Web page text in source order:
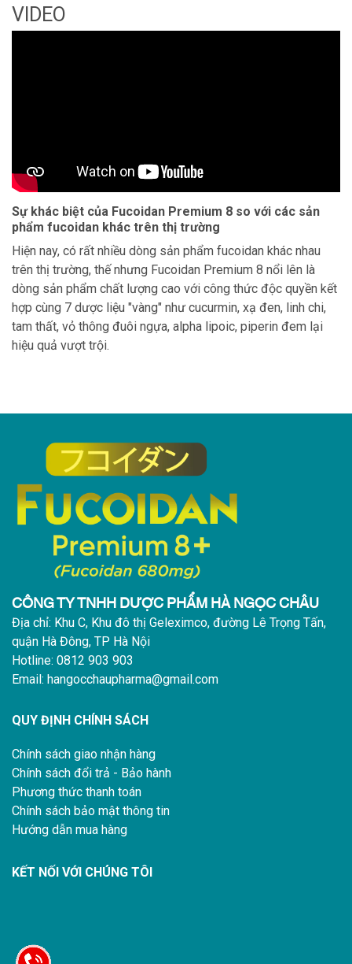
VIDEO
Sự khác biệt của Fucoidan Premium 8 so với các sản
phẩm fucoidan khác trên thị trường
Hiện nay, có rất nhiều dòng sản phẩm fucoidan khác nhau
trên thị trường, thế nhưng Fucoidan Premium 8 nổi lên là
dòng sản phẩm chất lượng cao với công thức độc quyền kết
hợp cùng 7 dược liệu "vàng" như cucurmin, xạ đen, linh chi,
tam thất, vỏ thông đuôi ngựa, alpha lipoic, piperin đem lại
hiệu quả vượt trội.
CÔNG TY TNHH DƯỢC PHẨM HÀ NGỌC CHÂU
Địa chỉ: Khu C, Khu đô thị Geleximco, đường Lê Trọng Tấn,
quận Hà Đông, TP Hà Nội
Hotline: 0812 903 903
Email: hangocchaupharma@gmail.com
QUY ĐỊNH CHÍNH SÁCH
Chính sách giao nhận hàng
Chính sách đổi trả - Bảo hành
Phương thức thanh toán
Chính sách bảo mật thông tin
Hướng dẫn mua hàng
KẾT NỐI VỚI CHÚNG TÔI